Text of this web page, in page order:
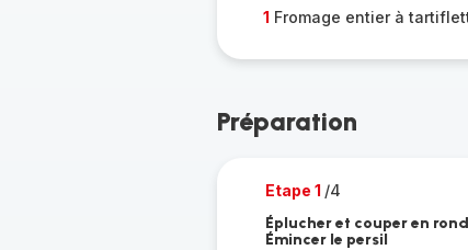
1 Fromage entier à
Préparation
Etape 1 /4
Éplucher et couper en
Émincer le persil